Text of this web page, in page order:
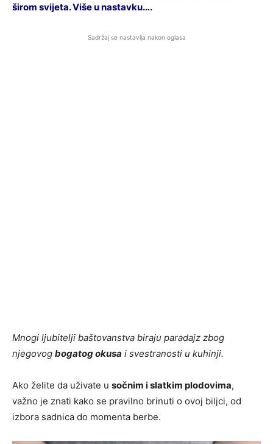
širom svijeta. Više u nastavku….
Sadržaj se nastavlja nakon oglasa
Mnogi ljubitelji baštovanstva biraju paradajz zbog
njegovog bogatog okusa i svestranosti u kuhinji.
Ako želite da uživate u sočnim i slatkim plodovima,
važno je znati kako se pravilno brinuti o ovoj biljci, od
izbora sadnica do momenta berbe.